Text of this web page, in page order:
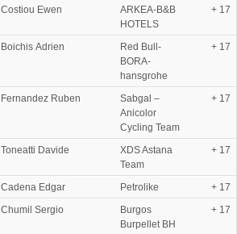
Costiou Ewen
ARKEA-B&B
HOTELS
+ 17
Boichis Adrien
Red Bull-
BORA-
hansgrohe
+ 17
Fernandez Ruben
Sabgal –
Anicolor
Cycling Team
+ 17
Toneatti Davide
XDS Astana
Team
+ 17
Cadena Edgar Petrolike
+ 17
Chumil Sergio
Burgos
Burpellet BH
+ 17